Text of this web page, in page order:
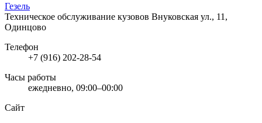
Гезель
Техническое обслуживание кузовов Внуковская ул., 11,
Одинцово
Телефон
+7 (916) 202-28-54
Часы работы
ежедневно, 09:00–00:00
Сайт